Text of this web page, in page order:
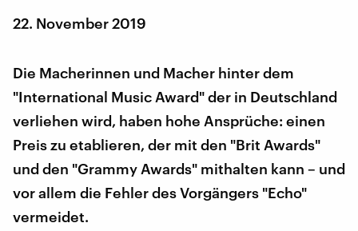
22. November 2019
Die Macherinnen und Macher hinter dem
"International Music Award" der in Deutschland
verliehen wird, haben hohe Ansprüche: einen
Preis zu etablieren, der mit den "Brit Awards"
und den "Grammy Awards" mithalten kann – und
vor allem die Fehler des Vorgängers "Echo"
vermeidet.